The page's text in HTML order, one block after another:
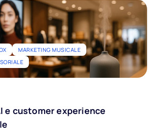
MARKETING MUSICALE
e customer experience